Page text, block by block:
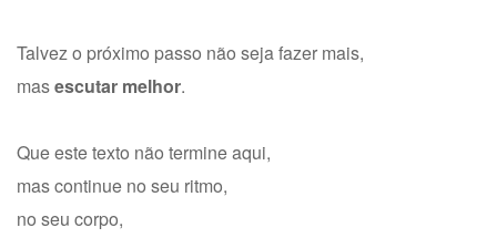
Talvez o próximo passo não seja fazer mais,
masescutar melhor.
Que este texto não termine aqui,
mas continue no seu ritmo,
no seu corpo,